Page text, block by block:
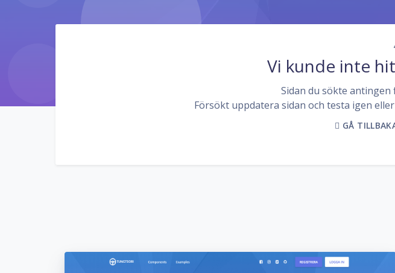
Vi kunde inte
Sidan du sökte
Försökt uppdatera sidan och testa igen
GÅ